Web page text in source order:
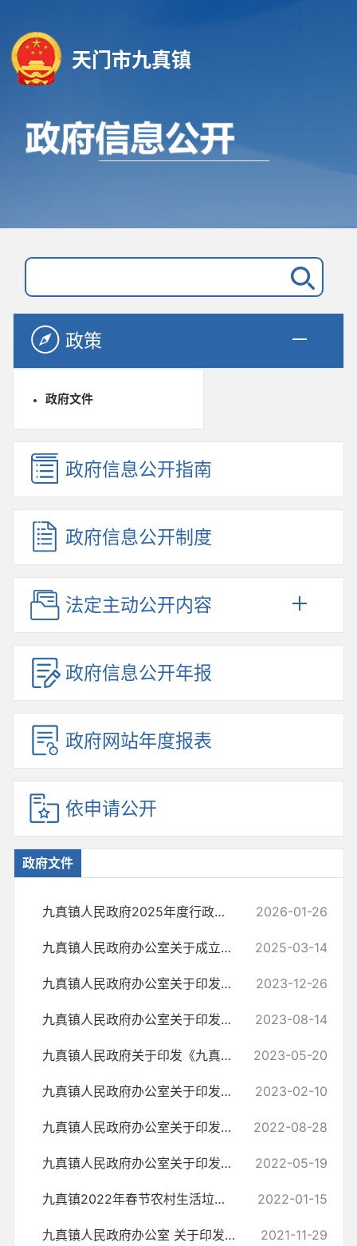
天门市九真镇
政策
政府文件
政府信息公开指南
政府信息公开制度
法定主动公开内容
政府信息公开年报
政府网站年度报表
依申请公开
政府文件
九真镇人民政府2025年度行政执法统计年报 2026-01-26
九真镇人民政府办公室关于成立九真镇电力设施保护领导小组的通知 2025-03-14
九真镇人民政府办公室关于印发《九真镇成立“三资”清理工作领导小组》... 2023-12-26
九真镇人民政府办公室关于印发《九真镇全面推进居民用户燃气安全装置“... 2023-08-14
九真镇人民政府关于印发《九真镇2022年度全省巩固脱贫成果后评估反馈问... 2023-05-20
九真镇人民政府办公室关于印发《九真镇2023年植树造林实施方案》的通知 2023-02-10
九真镇人民政府办公室关于印发《九真镇2022年秋季开学学生核酸采集实施... 2022-08-28
九真镇人民政府办公室关于印发《九真镇2022年创建全国文明城市实施方案... 2022-05-19
九真镇2022年春节农村生活垃圾应急处置工作实施方案 2022-01-15
九真镇人民政府办公室 关于印发《九真镇烟花爆竹旺季安全执法工作方案... 2021-11-29